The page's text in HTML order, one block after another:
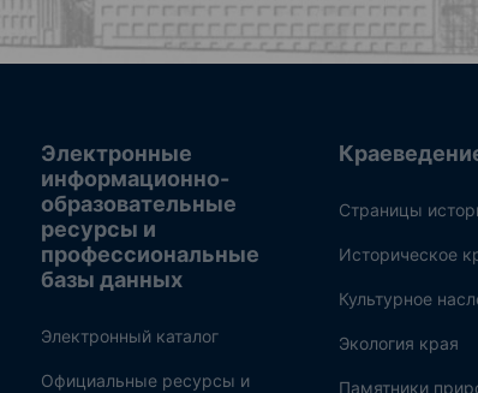
Электронные
информационно-
образовательные
ресурсы и
профессиональные
базы данных
Электронный каталог
Официальные ресурсы и
Страницы
Историческое
Культурное
Экология края
Памятники